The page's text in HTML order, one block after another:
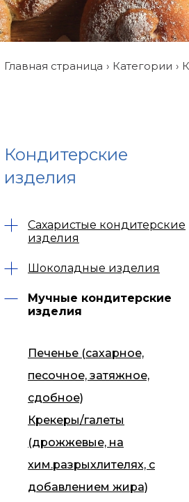
Главная страница Категории
Кондитерские
изделия
Сахаристые кондитерские
изделия
Шоколадные изделия
Мучные кондитерские
изделия
Печенье (сахарное,
песочное, затяжное,
сдобное)
Крекеры/галеты
(дрожжевые, на
хим.разрыхлителях, с
добавлением жира)